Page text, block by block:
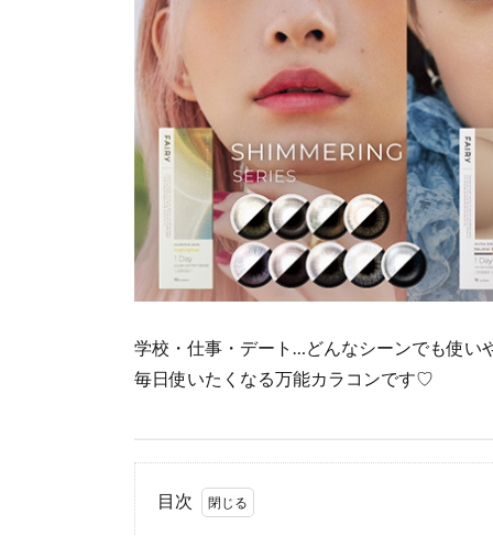
学校・仕事・デート…どんなシーンでも使い
毎日使いたくなる万能カラコンです♡
目次